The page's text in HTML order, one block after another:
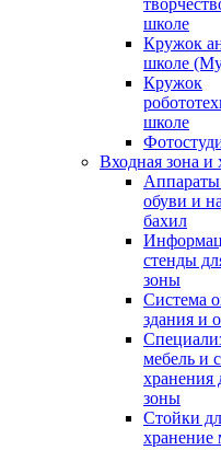
школе
Кружок
школе
Кружок
школе
Входная зона и
Аппараты
обуви и
бахил
стенды
зоны
Система
здания и
мебель и
хранения
зоны
Стойки
хранение